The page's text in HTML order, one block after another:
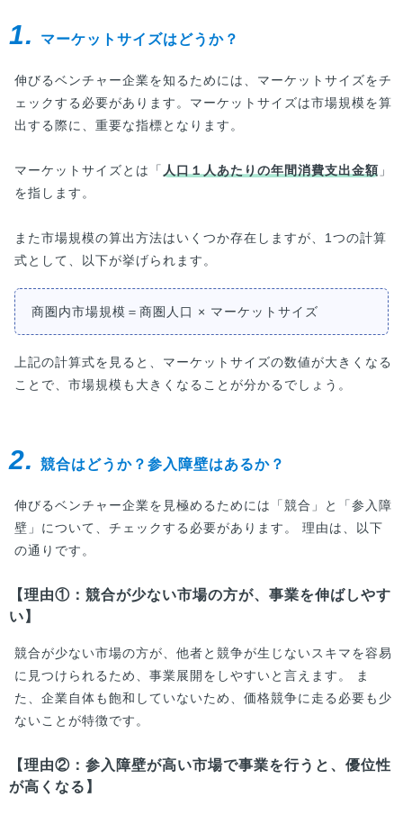
1. マーケットサイズはどうか？
伸びるベンチャー企業を知るためには、マーケットサイズをチ
ェックする必要があります。マーケットサイズは市場規模を算
出する際に、重要な指標となります。
マーケットサイズとは「 人口１人あたりの年間消費支出金額 」
を指します。
また市場規模の算出方法はいくつか存在しますが、1つの計算
式として、以下が挙げられます。
商圏内市場規模＝商圏人口 × マーケットサイズ
上記の計算式を見ると、マーケットサイズの数値が大きくなる
ことで、市場規模も大きくなることが分かるでしょう。
2. 競合はどうか？参入障壁はあるか？
伸びるベンチャー企業を見極めるためには「競合」と「参入障
壁」について、チェックする必要があります。 理由は、以下
の通りです。
【理由①：競合が少ない市場の方が、事業を伸ばしやす
い】
競合が少ない市場の方が、他者と競争が生じないスキマを容易
に見つけられるため、事業展開をしやすいと言えます。 ま
た、企業自体も飽和していないため、価格競争に走る必要も少
ないことが特徴です。
【理由②：参入障壁が高い市場で事業を行うと、優位性
が高くなる】